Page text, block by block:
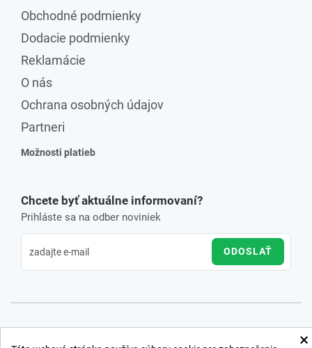
Obchodné podmienky
Dodacie podmienky
Reklamácie
O nás
Ochrana osobných údajov
Partneri
Možnosti platieb
Chcete byť aktuálne informovaní?
Prihláste sa na odber noviniek
ODOSLAŤ
×